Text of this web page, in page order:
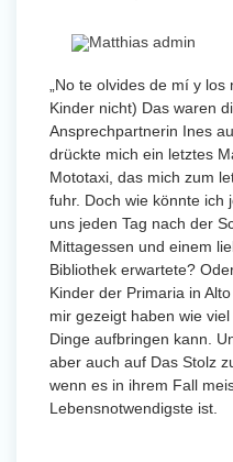
„No te olvides de mí y
Kinder nicht) Das waren
Ansprechpartnerin Ines
drückte mich ein letztes
Mototaxi, das mich zum
fuhr. Doch wie könnte ich
uns jeden Tag nach der
Mittagessen und einem
Bibliothek erwartete?
Kinder der Primaria in
mir gezeigt haben wie
Dinge aufbringen kann.
aber auch auf Das Stolz
wenn es in ihrem Fall
Lebensnotwendigste ist.